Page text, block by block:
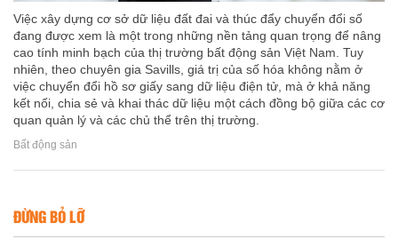
Việc xây dựng cơ sở dữ liệu đất đai và thúc đẩy chuyển đổi số
đang được xem là một trong những nền tảng quan trọng để nâng
cao tính minh bạch của thị trường bất động sản Việt Nam. Tuy
nhiên, theo chuyên gia Savills, giá trị của số hóa không nằm ở
việc chuyển đổi hồ sơ giấy sang dữ liệu điện tử, mà ở khả năng
kết nối, chia sẻ và khai thác dữ liệu một cách đồng bộ giữa các cơ
quan quản lý và các chủ thể trên thị trường.
Bất động sản
ĐỪNG BỎ LỠ